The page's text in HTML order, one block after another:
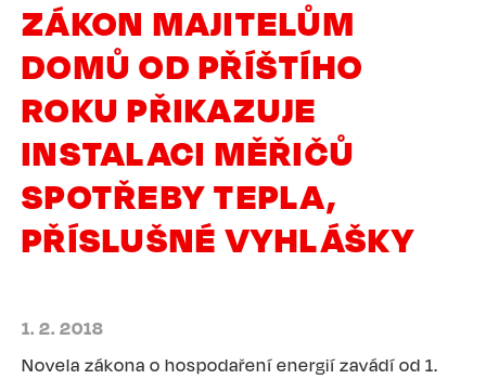
ZÁKON MAJITELŮM
DOMŮ OD PŘÍŠTÍHO
ROKU PŘIKAZUJE
INSTALACI MĚŘIČŮ
SPOTŘEBY TEPLA,
PŘÍSLUŠNÉ VYHLÁŠKY
1. 2. 2018
Novela zákona o hospodaření energií zavádí od 1.